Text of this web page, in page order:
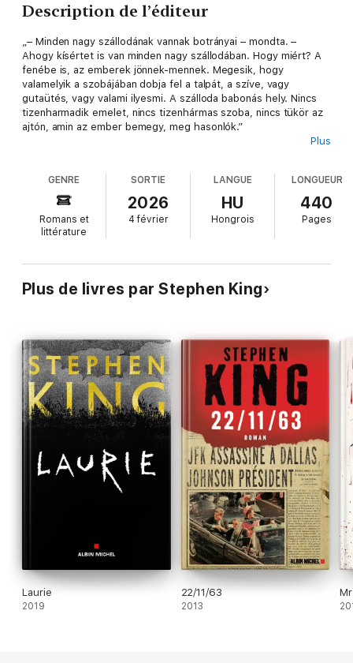
Description de l’éditeur
„– Minden nagy szállodának vannak botrányai – mondta. –
Ahogy kísértet is van minden nagy szállodában. Hogy miért? A
fenébe is, az emberek jönnek-mennek. Megesik, hogy
valamelyik a szobájában dobja fel a talpát, a szíve, vagy
gutaütés, vagy valami ilyesmi. A szálloda babonás hely. Nincs
tizenharmadik emelet, nincs tizenhármas szoba, nincs tükör az
ajtón, amin az ember bemegy, meg hasonlók.”
szállodában játszódik. Itt vállal állást az alkoholizmusából éppen
kigyógyult Jack Torrance, és vele együtt ideköltözik felesége,
Wendy, és kisfia, Danny is. Miközben Jack egyre
megszállottabban próbálja megírni a szálloda történetét,
természetfeletti, látnoki képességekkel rendelkező fia egyre
lett. Az azóta klasszikussá vált műből 1980-ban Stanley Kubrick
rendezett filmet, Jack Nicholson főszereplésével.
Plus
GENRE
Romans et
littérature
SORTIE
2026
4 février
LANGUE
HU
Hongrois
LONGUEUR
440
Pages
Plus de livres par Stephen King
Laurie
2019
22/11/63
2013